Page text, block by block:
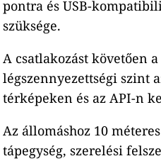
pontra és USB-
szüksége.
A csatlakozást követően
légszennyezettségi szint
térképeken és az API-n
Az állomáshoz 10
tápegység, szerelési